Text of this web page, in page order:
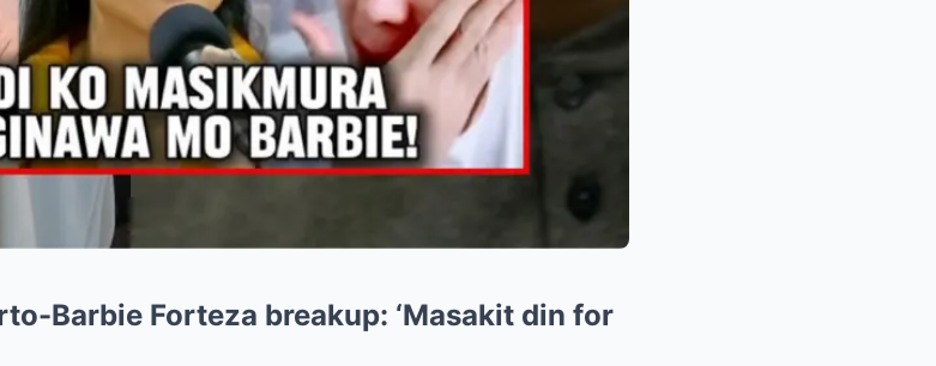
Barbie Forteza breakup: ‘Masakit din for